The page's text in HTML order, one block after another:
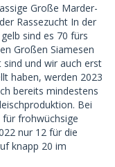
Große Marder-
Rassezucht In der
sind es 70 fürs
Großen Siamesen
und wir auch erst
haben, werden 2023
bereits mindestens
Bei
für frohwüchsige
nur 12 für die
knapp 20 im